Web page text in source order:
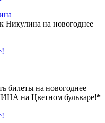
на новогоднее
билеты на новогоднее
на Цветном бульваре!*